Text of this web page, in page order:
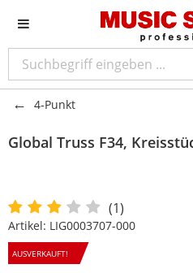
4-Punkt
Global Truss F34,
(1)
Artikel: LIG0003707-000
AUSVERKAUFT!